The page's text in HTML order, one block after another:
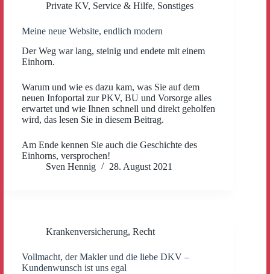
Private KV, Service & Hilfe, Sonstiges
Meine neue Website, endlich modern
Der Weg war lang, steinig und endete mit einem
Einhorn.
Warum und wie es dazu kam, was Sie auf dem
neuen Infoportal zur PKV, BU und Vorsorge alles
erwartet und wie Ihnen schnell und direkt geholfen
wird, das lesen Sie in diesem Beitrag.
Am Ende kennen Sie auch die Geschichte des
Einhorns, versprochen!
Sven Hennig
28. August 2021
Krankenversicherung, Recht
Vollmacht, der Makler und die liebe DKV –
Kundenwunsch ist uns egal